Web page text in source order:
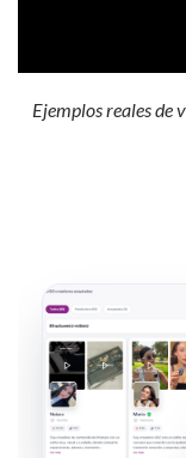
Ejemplos reales de